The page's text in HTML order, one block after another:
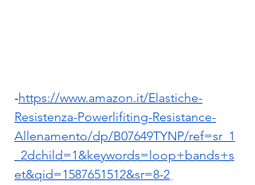
-https://www.amazon.it/Elastiche-
Resistenza-Powerlifiting-Resistance-
Allenamento/dp/B07649TYNP/ref=sr_1
_2dchild=1&keywords=loop+bands+s
et&qid=1587651512&sr=8-2